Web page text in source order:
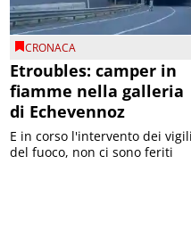
CRONACA
Etroubles: camper in
fiamme nella galleria
di Echevennoz
E in corso l'intervento dei vigili
del fuoco, non ci sono feriti